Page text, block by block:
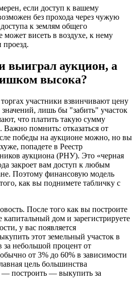
если доступ к вашему
без прохода через чужую
к землям общего
может висеть в воздухе, к нему
проезд.
выиграл аукцион, а
высока?
участники взвинчивают цену
лишь бы "забить" участок
что платить такую сумму
Важно помнить: отказаться от
победы на аукционе можно, но вы
попадете в Реестр
аукциона (РНУ). Это «черная
закроет вам доступ к любым
Поэтому финансовую модель
как вы поднимете табличку с
После того как вы построите
капитальный дом и зарегистрируете
у вас появляется
этот земельный участок в
за небольшой процент от
от 3% до 60% в зависимости
цель большинства
— построить — выкупить за